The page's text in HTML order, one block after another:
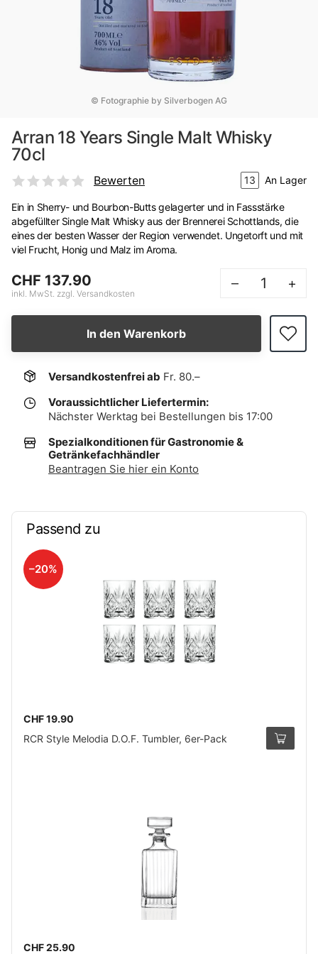
© Fotographie by Silverbogen AG
Arran 18 Years Single Malt Whisky
70cl
Bewerten 13 An Lager
Ein in Sherry- und Bourbon-Butts gelagerter und in Fassstärke
abgefüllter Single Malt Whisky aus der Brennerei Schottlands, die
eines der besten Wasser der Region verwendet. Ungetorft und mit
viel Frucht, Honig und Malz im Aroma.
CHF 137.90
inkl. MwSt. zzgl. Versandkosten
– +
In den Warenkorb
Versandkostenfrei ab Fr. 80.–
Voraussichtlicher Liefertermin:
Nächster Werktag bei Bestellungen bis 17:00
Spezialkonditionen für Gastronomie &
Getränkefachhändler
Beantragen Sie hier ein Konto
Passend zu
–20%
CHF 19.90
RCR Style Melodia D.O.F. Tumbler, 6er-Pack
CHF 25.90